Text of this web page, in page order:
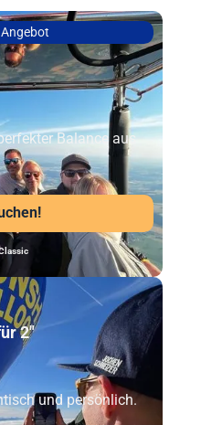
Balance aus
2"
und persönlich.